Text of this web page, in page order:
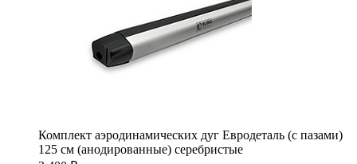
Комплект аэродинамических дуг Евродеталь (с пазами)
125 см (анодированные) серебристые